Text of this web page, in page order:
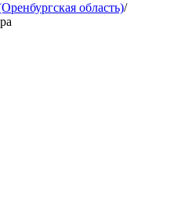
область)/